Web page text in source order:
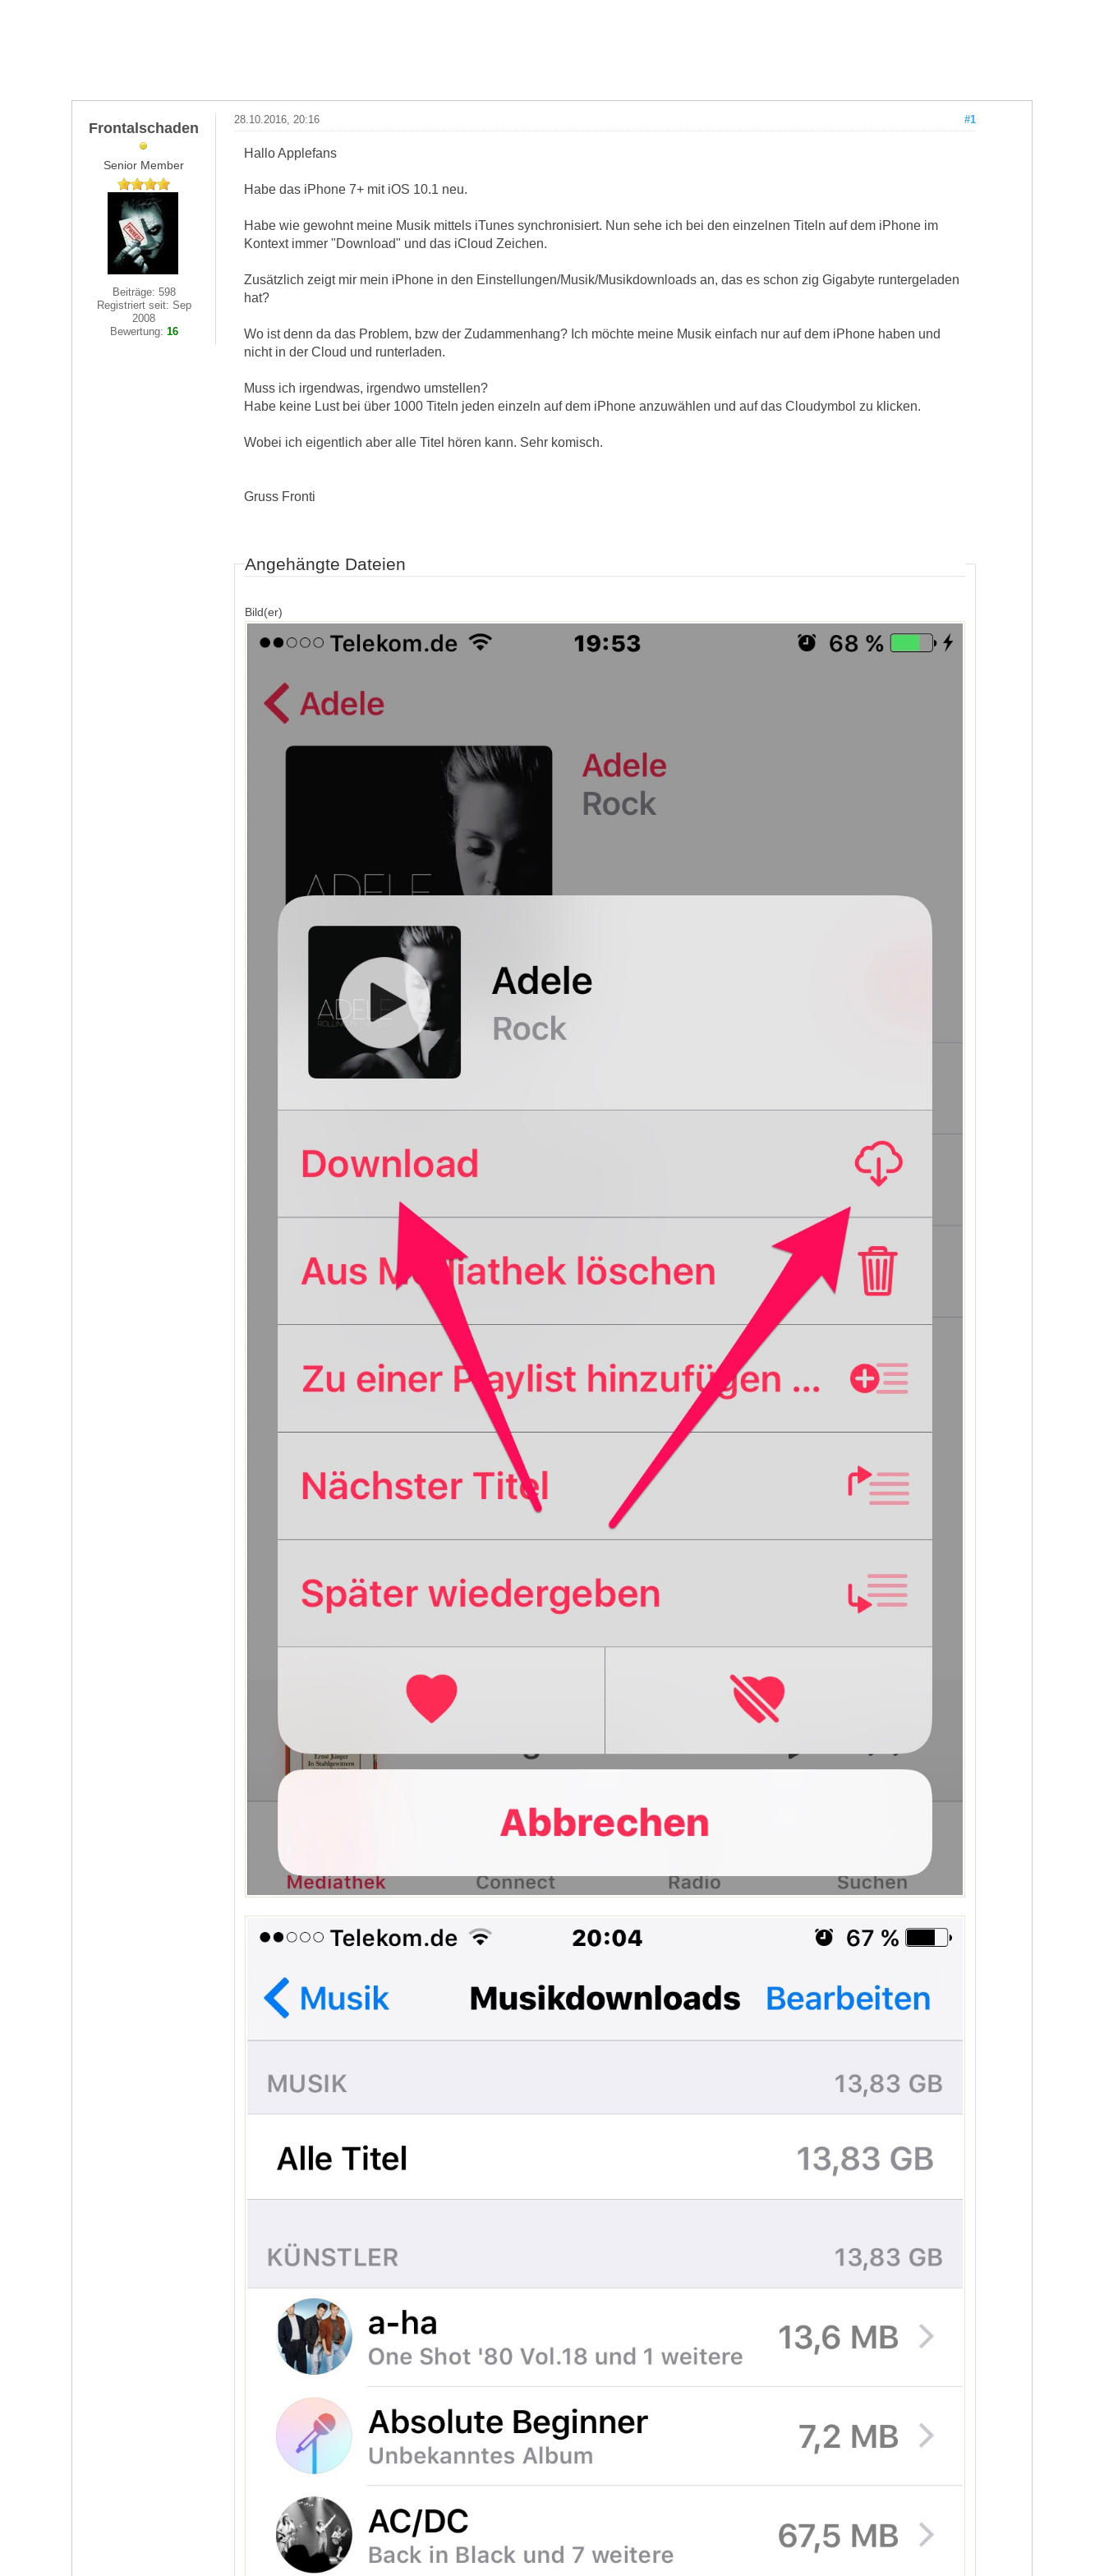
Frontalschaden
Senior Member
Beiträge: 598
Registriert seit: Sep
2008
Bewertung: 16
#1
28.10.2016, 20:16
Hallo Applefans
Habe das iPhone 7+ mit iOS 10.1 neu.
Habe wie gewohnt meine Musik mittels iTunes synchronisiert. Nun sehe ich bei den einzelnen Titeln auf dem iPhone im
Kontext immer "Download" und das iCloud Zeichen.
Zusätzlich zeigt mir mein iPhone in den Einstellungen/Musik/Musikdownloads an, das es schon zig Gigabyte runtergeladen
hat?
Wo ist denn da das Problem, bzw der Zudammenhang? Ich möchte meine Musik einfach nur auf dem iPhone haben und
nicht in der Cloud und runterladen.
Muss ich irgendwas, irgendwo umstellen?
Habe keine Lust bei über 1000 Titeln jeden einzeln auf dem iPhone anzuwählen und auf das Cloudymbol zu klicken.
Wobei ich eigentlich aber alle Titel hören kann. Sehr komisch.
Gruss Fronti
Angehängte Dateien
Bild(er)